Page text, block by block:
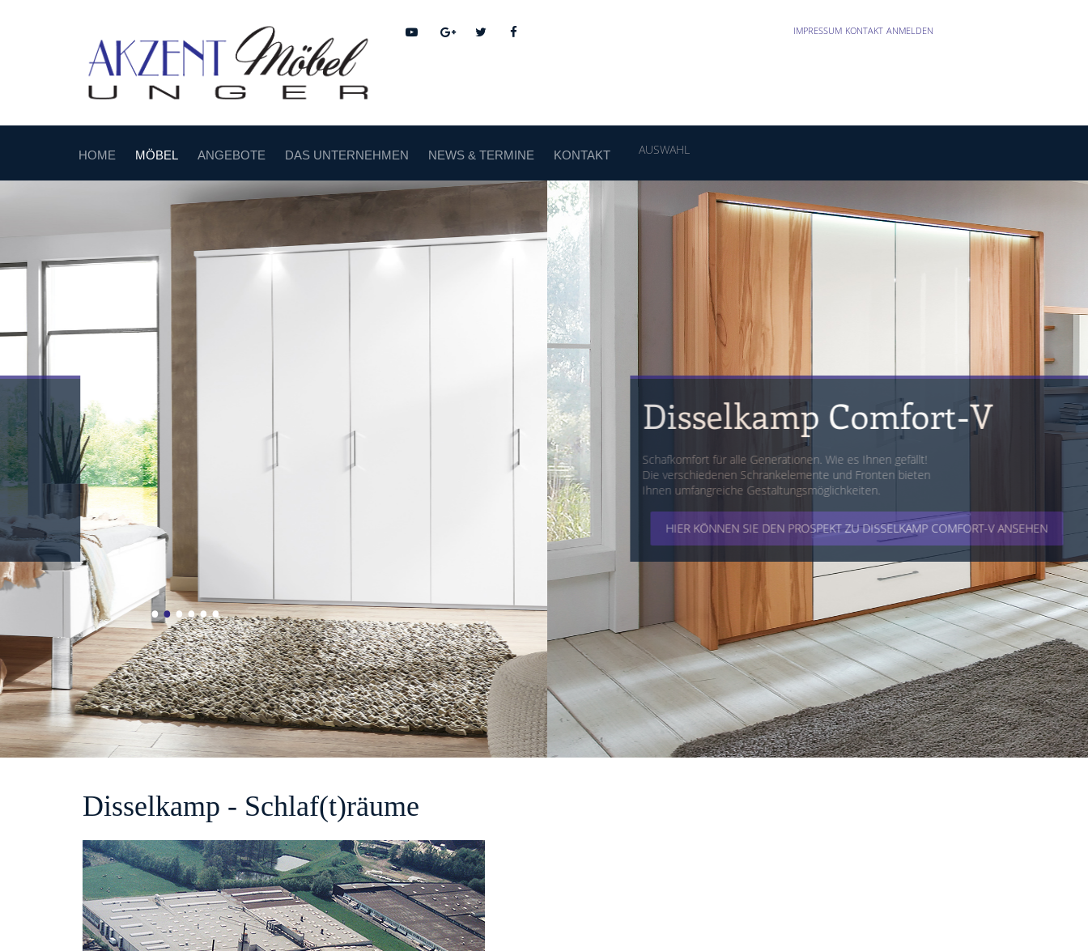
IMPRESSUM KONTAKT ANMELDEN
HOME MÖBEL ANGEBOTE DAS UNTERNEHMEN NEWS & TERMINE KONTAKT AUSWAHL
Disselkamp Comfort-V
Schafkomfort für alle Generationen. Wie es Ihnen gefällt!
Die verschiedenen Schrankelemente und Fronten bieten
Ihnen umfangreiche Gestaltungsmöglichkeiten.
HIER KÖNNEN SIE DEN PROSPEKT ZU DISSELKAMP COMFORT-V ANSEHEN
••••••
Disselkamp - Schlaf(t)räume